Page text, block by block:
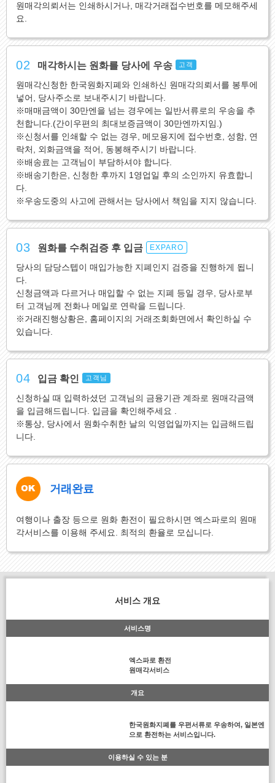
원매각의뢰서는 인쇄하시거나, 매각거래접수번호를 메모해주세
요.
02 매각하시는 원화를 당사에 우송 고객
원매각신청한 한국원화지폐와 인쇄하신 원매각의뢰서를 봉투에
넣어, 당사주소로 보내주시기 바랍니다.
※매매금액이 30만엔을 넘는 경우에는 일반서류로의 우송을 추
천합니다.(간이우편의 최대보증금액이 30만엔까지임.)
※신청서를 인쇄할 수 없는 경우, 메모용지에 접수번호, 성함, 연
락처, 외화금액을 적어, 동봉해주시기 바랍니다.
※배송료는 고객님이 부담하셔야 합니다.
※배송기한은, 신청한 후까지 1영업일 후의 소인까지 유효합니
다.
※우송도중의 사고에 관해서는 당사에서 책임을 지지 않습니다.
03 원화를 수취검증 후 입금 EXPARO
당사의 담당스텝이 매입가능한 지폐인지 검증을 진행하게 됩니
다.
신청금액과 다르거나 매입할 수 없는 지폐 등일 경우, 당사로부
터 고객님께 전화나 메일로 연락을 드립니다.
※거래진행상황은, 홈페이지의 거래조회화면에서 확인하실 수
있습니다.
04 입금 확인 고객님
신청하실 때 입력하셨던 고객님의 금융기관 계좌로 원매각금액
을 입금해드립니다. 입금을 확인해주세요 .
※통상, 당사에서 원화수취한 날의 익영업일까지는 입금해드립
니다.
거래완료
여행이나 출장 등으로 원화 환전이 필요하시면 엑스파로의 원매
각서비스를 이용해 주세요. 최적의 환율로 모십니다.
서비스 개요
서비스명
엑스파로 환전
원매각서비스
개요
한국원화지폐를 우편서류로 우송하여, 일본엔
으로 환전하는 서비스입니다.
이용하실 수 있는 분